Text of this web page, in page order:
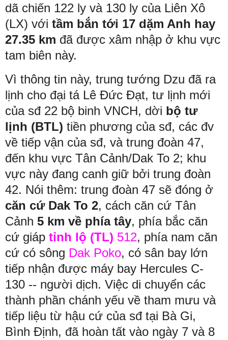
dã chiến 122 ly và 130 ly của Liên Xô
(LX) với tầm bắn tới 17 dặm Anh hay
27.35 km đã được xâm nhập ở khu vực
tam biên này.
Vì thông tin này, trung tướng Dzu đã ra
lịnh cho đại tá Lê Đức Đạt, tư lịnh mới
của sđ 22 bộ binh VNCH, dời bộ tư
lịnh (BTL) tiền phương của sđ, các đv
về tiếp vận của sđ, và trung đoàn 47,
đến khu vực Tân Cảnh/Dak To 2; khu
vực này đang canh giữ bởi trung đoàn
42. Nói thêm: trung đoàn 47 sẽ đóng ở
căn cứ Dak To 2, cách căn cứ Tân
Cảnh 5 km về phía tây, phía bắc căn
cứ giáp tỉnh lộ (TL) 512, phía nam căn
cứ có sông Dak Poko, có sân bay lớn
tiếp nhận được máy bay Hercules C-
130 -- người dịch. Việc di chuyển các
thành phần chánh yếu về tham mưu và
tiếp liệu từ hậu cứ của sđ tại Bà Gi,
Bình Định, đã hoàn tất vào ngày 7 và 8